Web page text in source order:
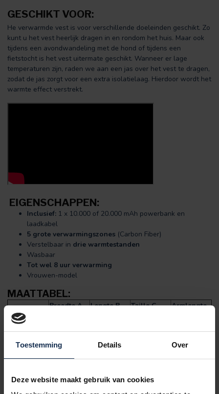
Toestemming Details Over
Deze website maakt gebruik van cookies
GESCHIKT VOOR:
He verwarmde vest is voor verschillende doeleinden geschikt. Zo
kunt u het vest heerlijk dragen in en rondom het huis. Maar ook
tijdens een avondwandeling met de hond of tijdens een
fietstocht is het vest uitermate geschikt. Wanneer er lage
temperaturen zijn, raden we aan een jas over het vest te dragen,
zodat de jas zorgt voor een extra isolatielaag. Hierdoor wordt het
warmte effect verstrekt.
EIGENSCHAPPEN:
Inclusief: 1 x 10.000 of 20.000 mAh powerbank en
laadkabel
5 grote verwarmingszones (Carbon Fiber)
Verstelbaar in drie warmtestanden
Wasbaar
Tot wel 8 uur verwarming
Vrouwen-model
MAATTABEL:
Maat
Breedte A
Lengte B
Taille C
Armlengte
XXL
63 70